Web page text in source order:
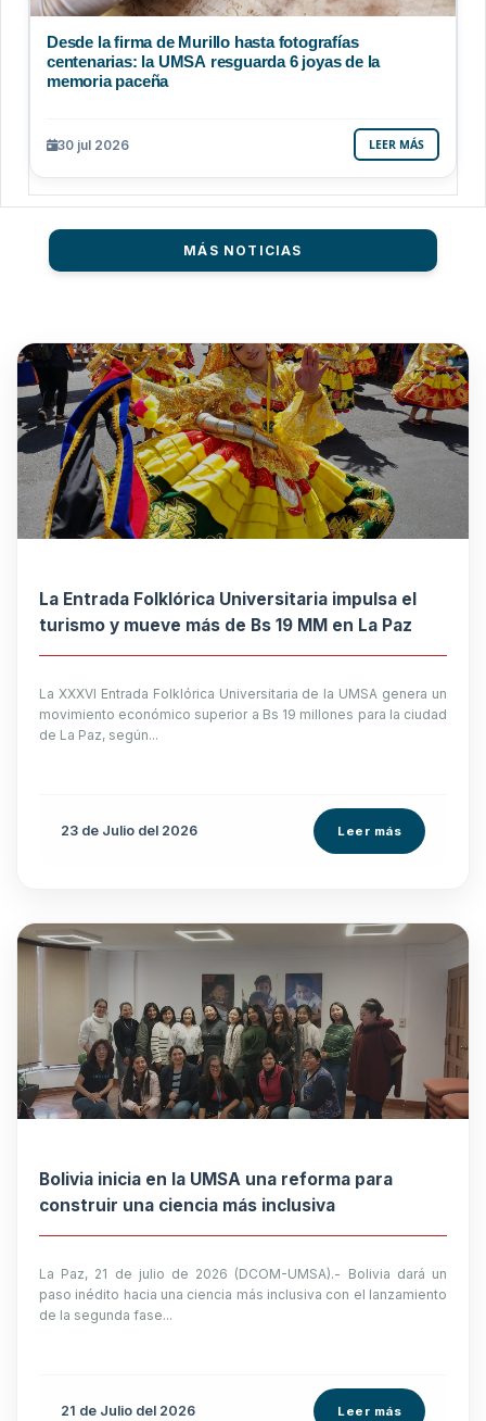
Desde la firma de Murillo hasta fotografías
centenarias: la UMSA resguarda 6 joyas de la
memoria paceña
30 jul 2026 LEER MÁS
MÁS NOTICIAS
La Entrada Folklórica Universitaria impulsa el
turismo y mueve más de Bs 19 MM en La Paz
La XXXVI Entrada Folklórica Universitaria de la UMSA genera un
movimiento económico superior a Bs 19 millones para la ciudad
de La Paz, según...
23 de Julio del 2026 Leer más
Bolivia inicia en la UMSA una reforma para
construir una ciencia más inclusiva
La Paz, 21 de julio de 2026 (DCOM-UMSA).- Bolivia dará un
paso inédito hacia una ciencia más inclusiva con el lanzamiento
de la segunda fase...
21 de Julio del 2026 Leer más